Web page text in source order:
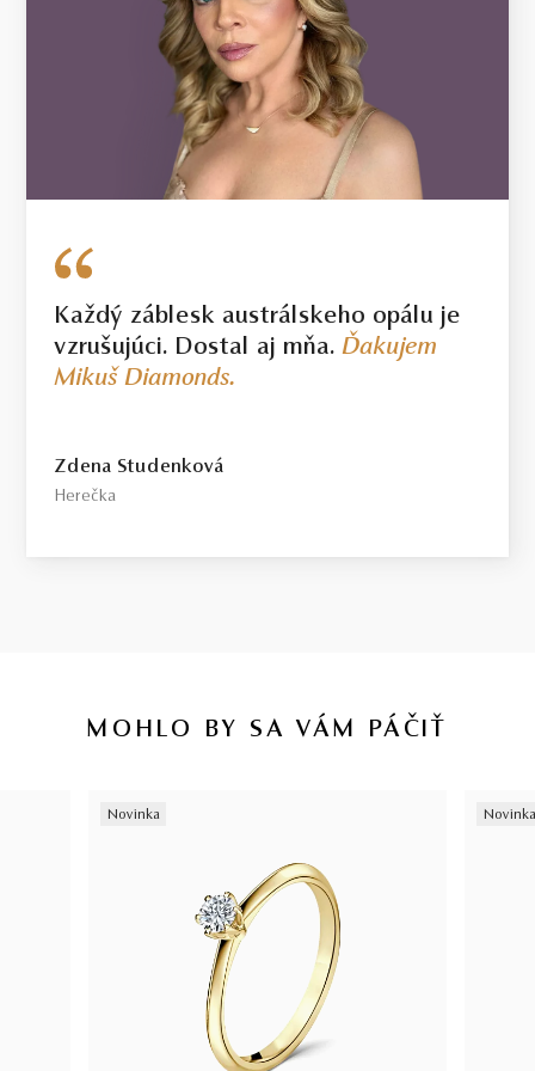
Každý záblesk austrálskeho opálu je
vzrušujúci. Dostal aj mňa.Ďakujem
Mikuš Diamonds.
Zdena Studenková
Herečka
MOHLO BY SA VÁM PÁČIŤ
Novinka Novinka